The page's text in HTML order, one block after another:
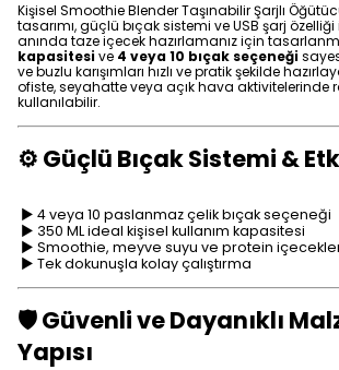
Kişisel Smoothie Blender Taşınabilir Şarjlı
tasarımı, güçlü bıçak sistemi ve USB şarj
anında taze içecek hazırlamanız için
kapasitesive 4 veya 10 bıçak seçeneği
ve buzlu karışımları hızlı ve pratik şekilde
ofiste, seyahatte veya açık hava aktivitelerinde
kullanılabilir.
⚙️ Güçlü Bıçak Sistemi &
► 4 veya 10 paslanmaz çelik bıçak seçeneği
► 350 ML ideal kişisel kullanım kapasitesi
► Smoothie, meyve suyu ve protein
► Tek dokunuşla kolay çalıştırma
🛡️ Güvenli ve Dayanıklı
Yapısı